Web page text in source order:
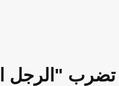
تضرب "الرجل